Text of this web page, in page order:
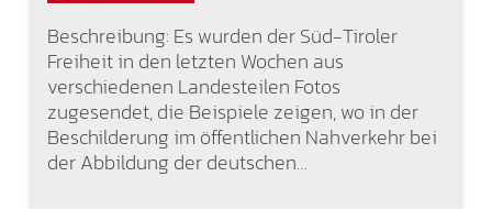
Beschreibung: Es wurden der Süd-Tiroler
Freiheit in den letzten Wochen aus
verschiedenen Landesteilen Fotos
zugesendet, die Beispiele zeigen, wo in der
Beschilderung im öffentlichen Nahverkehr bei
der Abbildung der deutschen…